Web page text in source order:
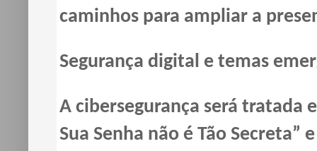
caminhos para ampliar a
Segurança digital e temas
A cibersegurança será tratada
Sua Senha não é Tão Secreta”